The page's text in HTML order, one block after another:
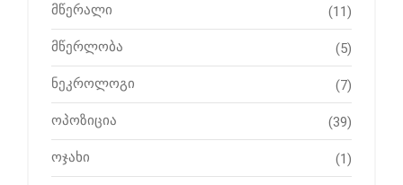
მწერალი (11)
მწერლობა (5)
ნეკროლოგი (7)
ოპოზიცია (39)
ოჯახი (1)